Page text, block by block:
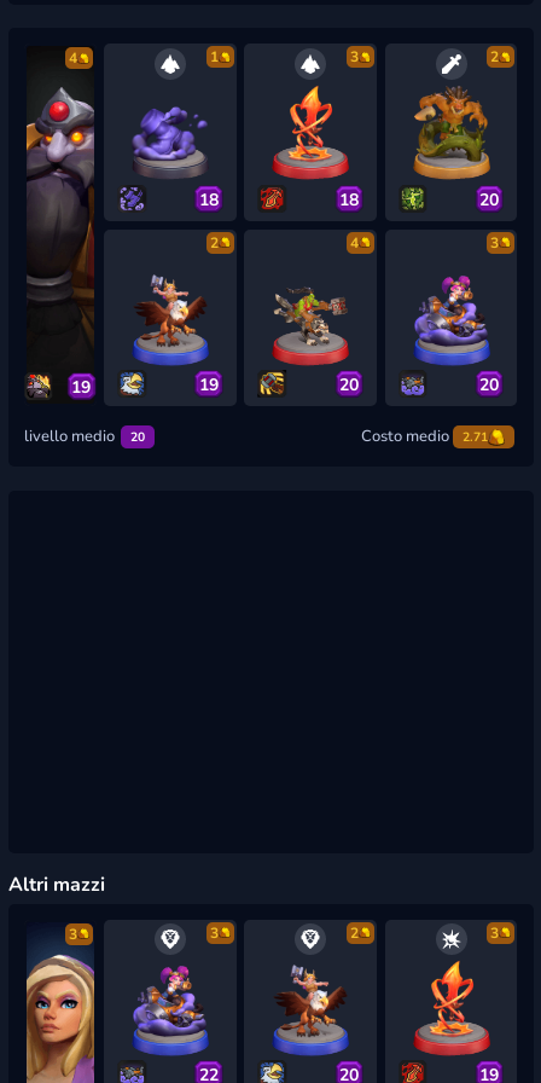
4
19
1
18
3
18
2
20
2
19
4
20
3
20
livello medio 20 Costo medio 2.71
Altri mazzi
3 3
22
2
20
3
19